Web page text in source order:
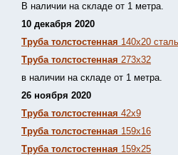
В наличии на складе от 1 метра.
10 декабря 2020
Труба толстостенная 140х20
Труба толстостенная 273х32
в наличии на складе от 1 метра.
26 ноября 2020
Труба толстостенная 42х9
Труба толстостенная 159х16
Труба толстостенная 159х25